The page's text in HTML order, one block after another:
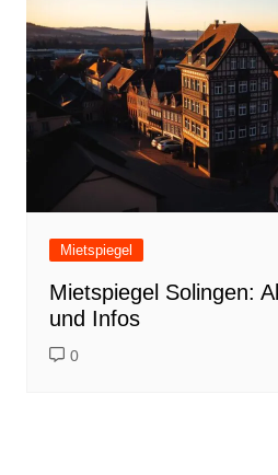
Mietspiegel
Mietspiegel Solingen:
und Infos
0